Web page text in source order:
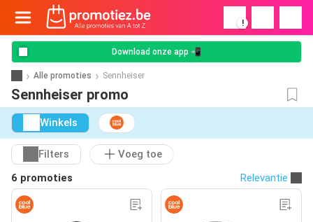
!
Download onze app 📲
Alle promoties Sennheiser
Sennheiser promo
Winkels
Filters
Voeg toe
6 promoties
Relevantie